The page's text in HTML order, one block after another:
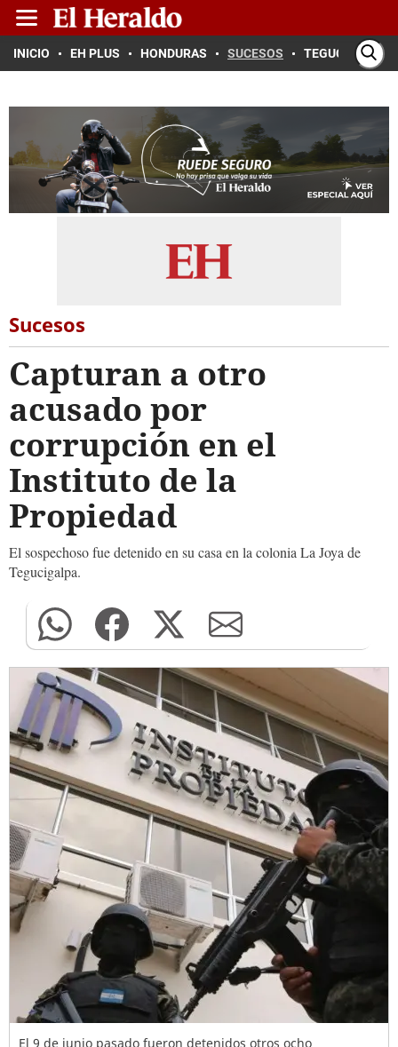
INICIO EH PLUS HONDURAS SUCESOS TEGUCIGALPA
Sucesos
Capturan a otro
acusado por
corrupción en el
Instituto de la
Propiedad
El sospechoso fue detenido en su casa en la colonia La Joya de
Tegucigalpa.
El 9 de junio pasado fueron detenidos otros ocho